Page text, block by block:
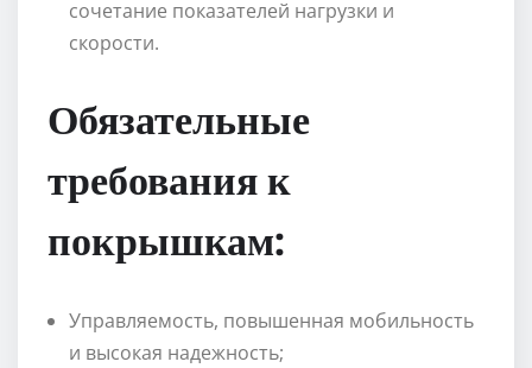
сочетание показателей нагрузки и
скорости.
Обязательные
требования к
покрышкам:
Управляемость, повышенная мобильность
и высокая надежность;